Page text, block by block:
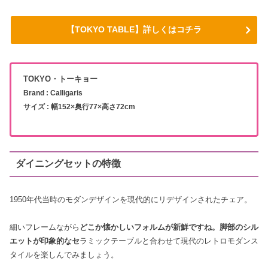
【TOKYO TABLE】詳しくはコチラ
TOKYO・トーキョー
Brand : Calligaris
サイズ : 幅152×奥行77×高さ72cm
ダイニングセットの特徴
1950年代当時のモダンデザインを現代的にリデザインされたチェア。
細いフレームながら どこか懐かしいフォルムが新鮮ですね。脚部のシル
エットが印象的なセラミックテーブルと合わせて現代のレトロモダンス
タイルを楽しんでみましょう。